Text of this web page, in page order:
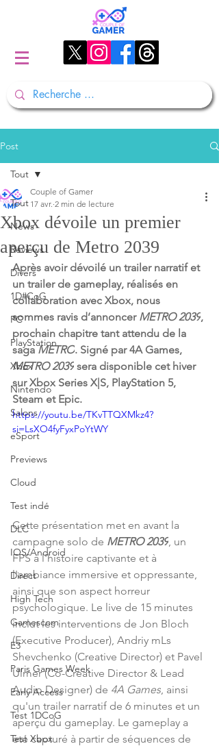
Post
Tout
News
Reviews
Divers
1D#CoG
PC
PlayStation
Xbox
Nintendo
Salons
eSport
Previews
Cloud
Test indé
DLC
IOS/Android
Direct
High Tech
Gamescom
E3
Paris Games Week
Early Access
Test 1DCoG
Test Xbox
Tout
Xbox dévoile un premier
aperçu de Metro 2039
Couple of Gamer
17 avr. 2 min de lecture
Après avoir dévoilé un trailer narratif et
un trailer de gameplay, réalisés en
collaboration avec Xbox, nous
sommes ravis d’annoncer METRO 2039,
prochain chapitre tant attendu de la
saga METRO. Signé par 4A Games,
METRO 2039 sera disponible cet hiver
sur Xbox Series X|S, PlayStation 5,
Steam et Epic.
https://youtu.be/TKvTTQXMkz4?
si=LsXO4fyFyxPoYtWY
Cette présentation met en avant la
campagne solo de METRO 2039 , un
FPS à l'histoire captivante et à
l'ambiance immersive et oppressante,
ainsi que son aspect horreur
psychologique. Le live de 15 minutes
inclut les interventions de Jon Bloch
(Executive Producer), Andriy mLs
Shevchenko (Creative Director) et Pavel
Ulmer (Co-Creative Director & Lead
Audio Designer) de 4A Games , ainsi
qu'un trailer narratif de 6 minutes et un
aperçu du gameplay. Le gameplay a
été capturé à partir de séquences de